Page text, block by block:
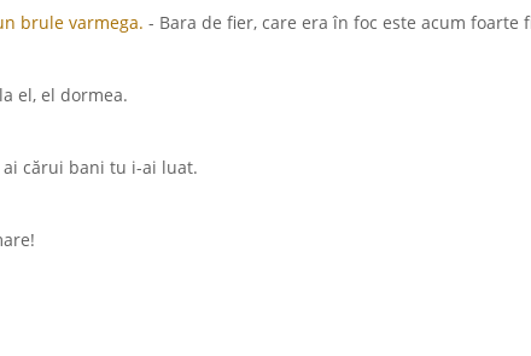
brule varmega. - Bara de fier, care era în foc este acum foarte
el, el dormea.
ai cărui bani tu i-ai luat.